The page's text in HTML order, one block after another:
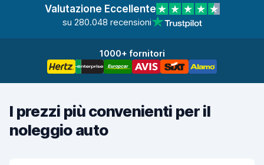
Valutazione Eccellente
su 280.048 recensioni
1000+ fornitori
I prezzi più convenienti per il
noleggio auto